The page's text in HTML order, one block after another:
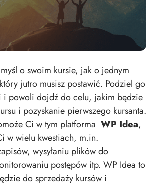
o swoim kursie, jak o jednym
jutro musisz postawić. Podziel go
i powoli dojdź do celu, jakim będzie
i pozyskanie pierwszego kursanta.
Ci w tym platforma WP Idea,
w wielu kwestiach, m.in.
wysyłaniu plików do
postępów itp. WP Idea to
do sprzedaży kursów i